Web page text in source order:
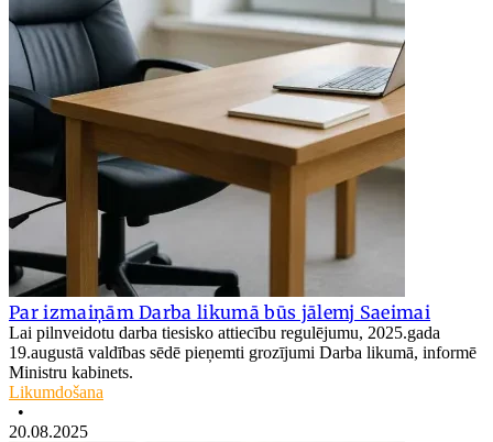
Par izmaiņām Darba likumā būs jālemj Saeimai
Lai pilnveidotu darba tiesisko attiecību regulējumu, 2025.gada
19.augustā valdības sēdē pieņemti grozījumi Darba likumā, informē
Ministru kabinets.
Likumdošana
•
20.08.2025